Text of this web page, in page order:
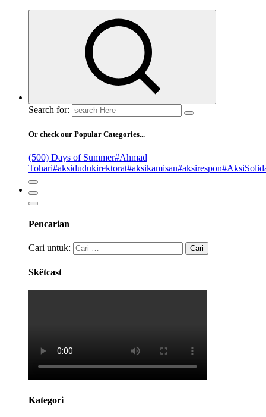
Search for:
Or check our Popular Categories...
(500) Days of Summer#Ahmad
Tohari#aksidudukirektorat#aksikamisan#aksirespon
Pencarian
Cari untuk:
Skëtcast
Kategori